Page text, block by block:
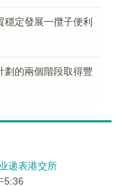
穩定發展一攬子便利
劃的兩個階段取得豐
递表港交所
5:36